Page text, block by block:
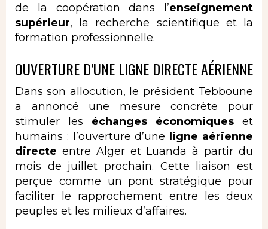
de la coopération dans l’enseignement
supérieur, la recherche scientifique et la
formation professionnelle.
OUVERTURE D’UNE LIGNE DIRECTE AÉRIENNE
Dans son allocution, le président Tebboune
a annoncé une mesure concrète pour
stimuler les échanges économiques et
humains : l’ouverture d’une
ligne aérienne
directe entre Alger et Luanda à partir du
mois de juillet prochain. Cette liaison est
perçue comme un pont stratégique pour
faciliter le rapprochement entre les deux
peuples et les milieux d’affaires.